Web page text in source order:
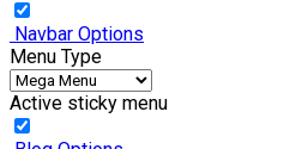
Navbar Options
Menu Type
Active sticky menu